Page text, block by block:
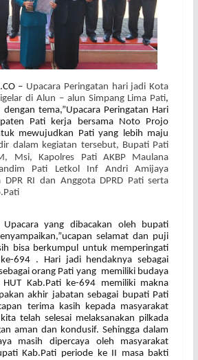
– Upacara Peringatan hari jadi Kota
di Alun – alun Simpang Lima Pati,
dengan tema,”Upacara Peringatan Hari
Pati kerja bersama Noto Projo
mewujudkan Pati yang lebih maju
dalam kegiatan tersebut, Bupati Pati
Msi, Kapolres Pati AKBP Maulana
Pati Letkol Inf Andri Amijaya
DPR RI dan Anggota DPRD Pati serta
yang dibacakan oleh bupati
selamat dan puji
bisa berkumpul untuk memperingati
694 . Hari jadi hendaknya sebagai
orang Pati yang memiliki budaya
HUT Kab.Pati ke-694 memiliki makna
akhir jabatan sebagai bupati Pati
terima kasih kepada masyarakat
telah selesai melaksanakan pilkada
aman dan kondusif. Sehingga dalam
masih dipercaya oleh masyarakat
Kab.Pati periode ke II masa bakti